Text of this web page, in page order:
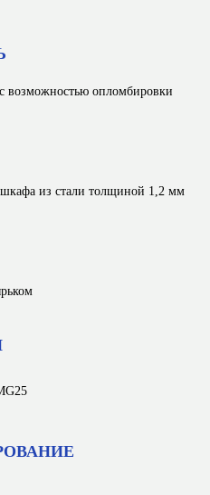
возможностью опломбировки
из стали толщиной 1,2 мм
проспект, 220,